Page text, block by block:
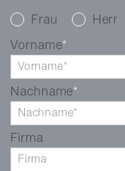
Frau Herr
Vorname
Nachname
Firma